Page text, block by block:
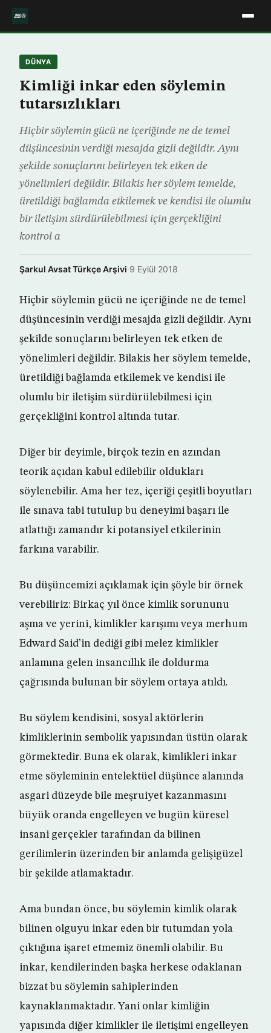
DÜNYA
Kimliği inkar eden söylemin
tutarsızlıkları
Hiçbir söylemin gücü ne içeriğinde ne de temel
düşüncesinin verdiği mesajda gizli değildir. Aynı
şekilde sonuçlarını belirleyen tek etken de
yönelimleri değildir. Bilakis her söylem temelde,
üretildiği bağlamda etkilemek ve kendisi ile olumlu
bir iletişim sürdürülebilmesi için gerçekliğini
kontrol a
Şarkul Avsat Türkçe Arşivi·9 Eylül 2018
Hiçbir söylemin gücü ne içeriğinde ne de temel
düşüncesinin verdiği mesajda gizli değildir. Aynı
şekilde sonuçlarını belirleyen tek etken de
yönelimleri değildir. Bilakis her söylem temelde,
üretildiği bağlamda etkilemek ve kendisi ile
olumlu bir iletişim sürdürülebilmesi için
gerçekliğini kontrol altında tutar.
Diğer bir deyimle, birçok tezin en azından
teorik açıdan kabul edilebilir oldukları
söylenebilir. Ama her tez, içeriği çeşitli boyutları
ile sınava tabi tutulup bu deneyimi başarı ile
atlattığı zamandır ki potansiyel etkilerinin
farkına varabilir.
Bu düşüncemizi açıklamak için şöyle bir örnek
verebiliriz: Birkaç yıl önce kimlik sorununu
aşma ve yerini, kimlikler karışımı veya merhum
Edward Said’in dediği gibi melez kimlikler
anlamına gelen insancıllık ile doldurma
çağrısında bulunan bir söylem ortaya atıldı.
Bu söylem kendisini, sosyal aktörlerin
kimliklerinin sembolik yapısından üstün olarak
görmektedir. Buna ek olarak, kimlikleri inkar
etme söyleminin entelektüel düşünce alanında
asgari düzeyde bile meşruiyet kazanmasını
büyük oranda engelleyen ve bugün küresel
insani gerçekler tarafından da bilinen
gerilimlerin üzerinden bir anlamda gelişigüzel
bir şekilde atlamaktadır.
Ama bundan önce, bu söylemin kimlik olarak
bilinen olguyu inkar eden bir tutumdan yola
çıktığına işaret etmemiz önemli olabilir. Bu
inkar, kendilerinden başka herkese odaklanan
bizzat bu söylemin sahiplerinden
kaynaklanmaktadır. Yani onlar kimliğin
yapısında diğer kimlikler ile iletişimi engelleyen